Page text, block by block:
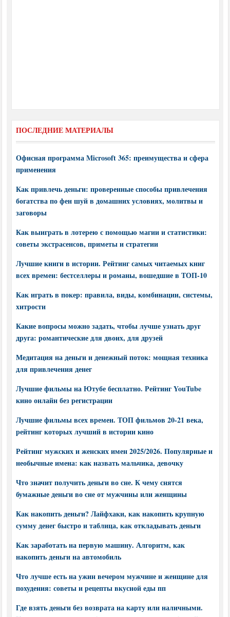
ПОСЛЕДНИЕ МАТЕРИАЛЫ
Офисная программа Microsoft 365: преимущества и сфера
применения
Как привлечь деньги: проверенные способы привлечения
богатства по фен шуй в домашних условиях, молитвы и
заговоры
Как выиграть в лотерею с помощью магии и статистики:
советы экстрасенсов, приметы и стратегии
Лучшие книги в истории. Рейтинг самых читаемых книг
всех времен: бестселлеры и романы, вошедшие в ТОП-10
Как играть в покер: правила, виды, комбинации, системы,
хитрости
Какие вопросы можно задать, чтобы лучше узнать друг
друга: романтические для двоих, для друзей
Медитация на деньги и денежный поток: мощная техника
для привлечения денег
Лучшие фильмы на Ютубе бесплатно. Рейтинг YouTube
кино онлайн без регистрации
Лучшие фильмы всех времен. ТОП фильмов 20-21 века,
рейтинг которых лучший в истории кино
Рейтинг мужских и женских имен 2025/2026. Популярные и
необычные имена: как назвать мальчика, девочку
Что значит получить деньги во сне. К чему снятся
бумажные деньги во сне от мужчины или женщины
Как накопить деньги? Лайфхаки, как накопить крупную
сумму денег быстро и таблица, как откладывать деньги
Как заработать на первую машину. Алгоритм, как
накопить деньги на автомобиль
Что лучше есть на ужин вечером мужчине и женщине для
похудения: советы и рецепты вкусной еды пп
Где взять деньги без возврата на карту или наличными.